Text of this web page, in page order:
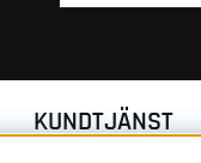
KUNDTJÄNST